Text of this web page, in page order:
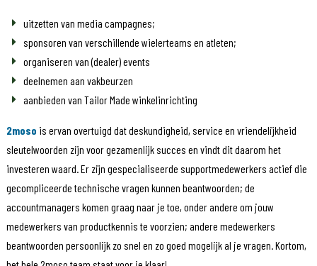
uitzetten van media campagnes;
sponsoren van verschillende wielerteams en atleten;
organiseren van (dealer) events
deelnemen aan vakbeurzen
aanbieden van Tailor Made winkelinrichting
2moso is ervan overtuigd dat deskundigheid, service en vriendelijkheid
sleutelwoorden zijn voor gezamenlijk succes en vindt dit daarom het
investeren waard. Er zijn gespecialiseerde supportmedewerkers actief die
gecompliceerde technische vragen kunnen beantwoorden; de
accountmanagers komen graag naar je toe, onder andere om jouw
medewerkers van productkennis te voorzien; andere medewerkers
beantwoorden persoonlijk zo snel en zo goed mogelijk al je vragen. Kortom,